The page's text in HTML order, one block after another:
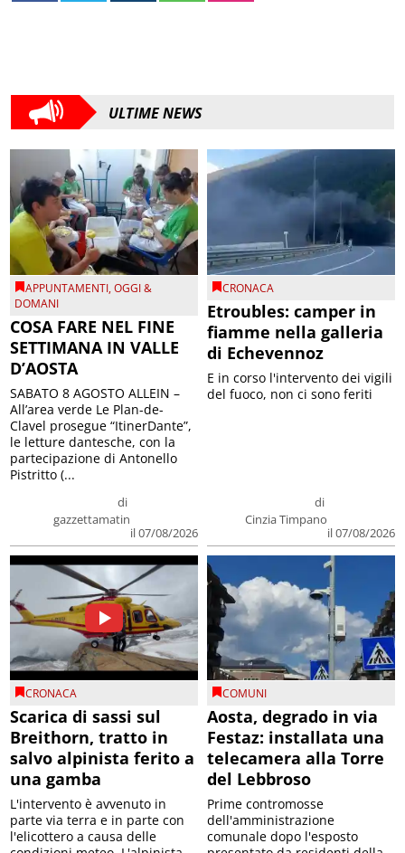
ULTIME NEWS
APPUNTAMENTI,OGGI &
DOMANI
COSA FARE NEL FINE
SETTIMANA IN VALLE
D’AOSTA
di
gazzettamatin
il 07/08/2026
SABATO 8 AGOSTO ALLEIN –
All’area verde Le Plan-de-
Clavel prosegue “ItinerDante”,
le letture dantesche, con la
partecipazione di Antonello
Pistritto (...
CRONACA
Etroubles: camper in
fiamme nella galleria
di Echevennoz
di
Cinzia Timpano
il 07/08/2026
E in corso l'intervento dei vigili
del fuoco, non ci sono feriti
CRONACA
Scarica di sassi sul
Breithorn, tratto in
salvo alpinista ferito a
una gamba
L'intervento è avvenuto in
parte via terra e in parte con
l'elicottero a causa delle
COMUNI
Aosta, degrado in via
Festaz: installata una
telecamera alla Torre
del Lebbroso
Prime contromosse
dell'amministrazione
comunale dopo l'esposto